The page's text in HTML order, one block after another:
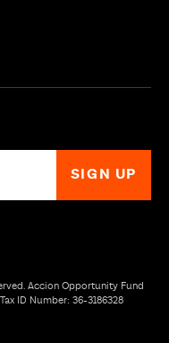
Accion Opportunity Fund
ID Number: 36-3186328